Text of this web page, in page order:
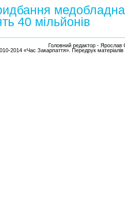
40 мільйонів
Головний редактор - Ярослав
2014 «Час Закарпаття». Передрук